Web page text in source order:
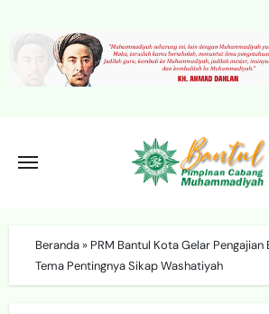
content
Beranda » PRM Bantul Kota Gelar Pengajian
Tema Pentingnya Sikap Washatiyah